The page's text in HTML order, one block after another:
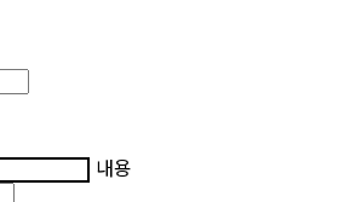
내용